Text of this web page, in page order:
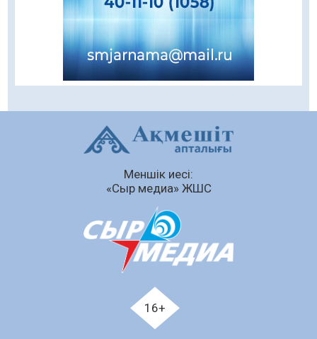
Балалардың жазғы демалысындағы
қауіпсіздік – тұрақты бақылауда
07.08.2026
Сыбайлас жемқорлық
Аумақтан тыс соттылық – сот төрелігінің
ашықтығы мен қолжетімділігін арттыру
Білім гранты иегерлерінің тізімі шықты
«Дауыс беру учаскесін қалай табуға болады?»￼
Қазақстандықтар Құрылтай сайлауынан
жақсылық күтеді – қоғамдық пікір зерттеуі
Меншік иесі:
«Сыр медиа» ЖШС
16+